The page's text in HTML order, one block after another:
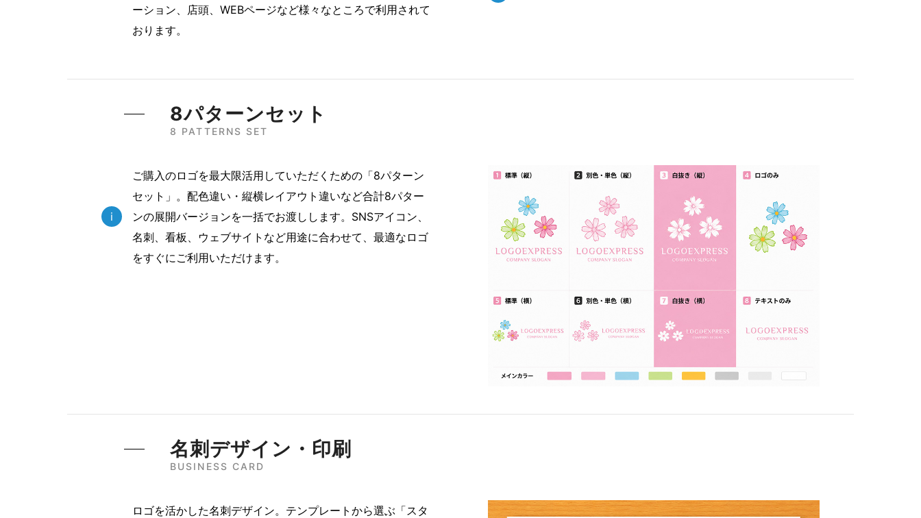
ーション、店頭、WEBページなど様々なところで利用されて
おります。
8パターンセット
8 PATTERNS SET
i
ご購入のロゴを最大限活用していただくための「8パターン
セット」。配色違い・縦横レイアウト違いなど合計8パター
ンの展開バージョンを一括でお渡しします。SNSアイコン、
名刺、看板、ウェブサイトなど用途に合わせて、最適なロゴ
をすぐにご利用いただけます。
名刺デザイン・印刷
BUSINESS CARD
ロゴを活かした名刺デザイン。テンプレートから選ぶ「スタ